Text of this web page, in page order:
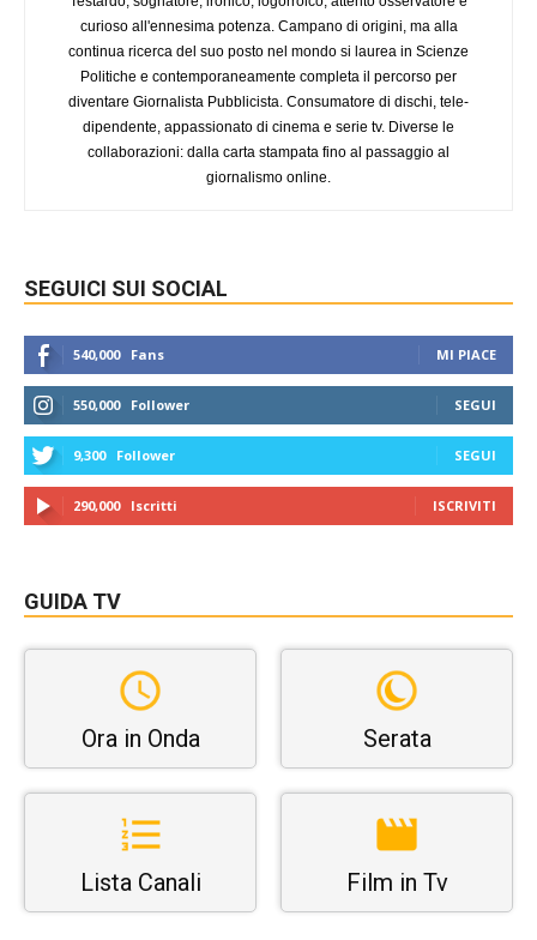
curioso all'ennesima potenza. Campano di origini, ma alla
continua ricerca del suo posto nel mondo si laurea in Scienze
Politiche e contemporaneamente completa il percorso per
diventare Giornalista Pubblicista. Consumatore di dischi, tele-
dipendente, appassionato di cinema e serie tv. Diverse le
collaborazioni: dalla carta stampata fino al passaggio al
giornalismo online.
SEGUICI SUI SOCIAL
540,000 Fans MI PIACE
550,000 Follower SEGUI
9,300 Follower SEGUI
290,000 Iscritti ISCRIVITI
GUIDA TV
Ora in Onda Serata
Lista Canali Film in Tv